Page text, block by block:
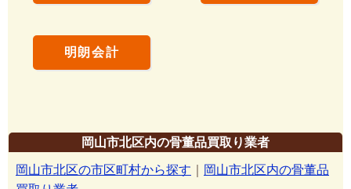
明朗会計
岡山市北区内の骨董品買取り業者
岡山市北区の市区町村から探す
岡山市北区内の骨董品